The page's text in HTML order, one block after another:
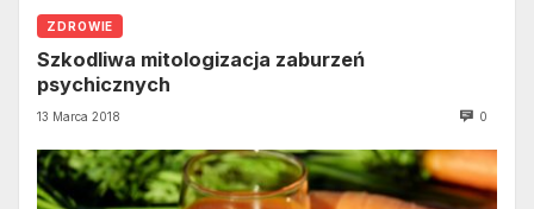
ZDROWIE
Szkodliwa mitologizacja zaburzeń
psychicznych
13 Marca 2018 0